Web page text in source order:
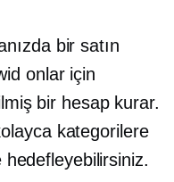
bir satın
onlar için
bir hesap kurar.
kategorilere
hedefleyebilirsiniz.